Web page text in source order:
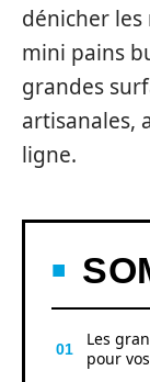
dénicher les
mini pains
grandes
artisanales,
ligne.
Les
pour